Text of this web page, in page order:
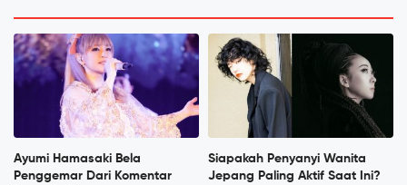
Ayumi Hamasaki Bela
Penggemar Dari Komentar
Siapakah Penyanyi Wanita
Jepang Paling Aktif Saat Ini?